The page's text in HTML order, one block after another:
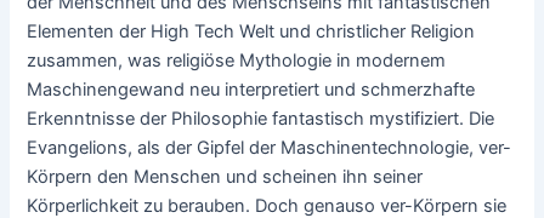
Elementen der High Tech Welt und christlicher Religion
zusammen, was religiöse Mythologie in modernem
Maschinengewand neu interpretiert und schmerzhafte
Erkenntnisse der Philosophie fantastisch mystifiziert. Die
Evangelions, als der Gipfel der Maschinentechnologie, ver-
Körpern den Menschen und scheinen ihn seiner
Körperlichkeit zu berauben. Doch genauso ver-Körpern sie